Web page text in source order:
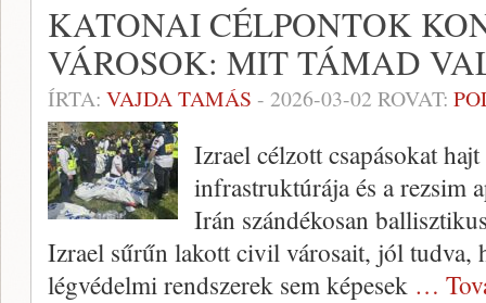
KATONAI CÉLPONTOK
VÁROSOK: MIT TÁMAD
ÍRTA: VAJDA TAMÁS - 2026-03-02 ROVAT:
Izrael célzott csapásokat
infrastruktúrája és a rezsim
Irán szándékosan
Izrael sűrűn lakott civil városait, jól tudva,
légvédelmi rendszerek sem képesek …